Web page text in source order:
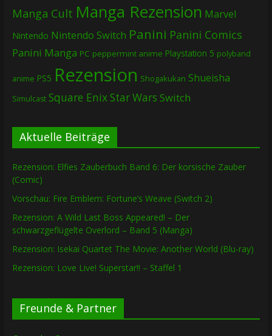
Manga Cult Manga Rezension Marvel
Nintendo Nintendo Switch Panini Panini Comics
Panini Manga PC peppermint anime Playstation 5 polyband
anime PS5 Rezension Shogakukan Shueisha
Simulcast Square EnixStar Wars Switch
Aktuelle Beiträge
Rezension: Elfies Zauberbuch Band 6: Der korsische Zauber
(Comic)
Vorschau: Fire Emblem: Fortune’s Weave (Switch 2)
Rezension: A Wild Last Boss Appeared! – Der
schwarzgeflügelte Overlord – Band 5 (Manga)
Rezension: Isekai Quartet The Movie: Another World (Blu-ray)
Rezension: Love Live! Superstar!! – Staffel 1
Freunde & Partner